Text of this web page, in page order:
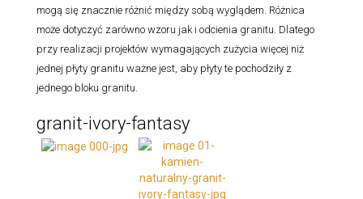
mogą się znacznie różnić między sobą wyglądem. Różnica
może dotyczyć zarówno wzoru jak i odcienia granitu. Dlatego
przy realizacji projektów wymagających zużycia więcej niż
jednej płyty granitu ważne jest, aby płyty te pochodziły z
jednego bloku granitu.
granit-ivory-fantasy